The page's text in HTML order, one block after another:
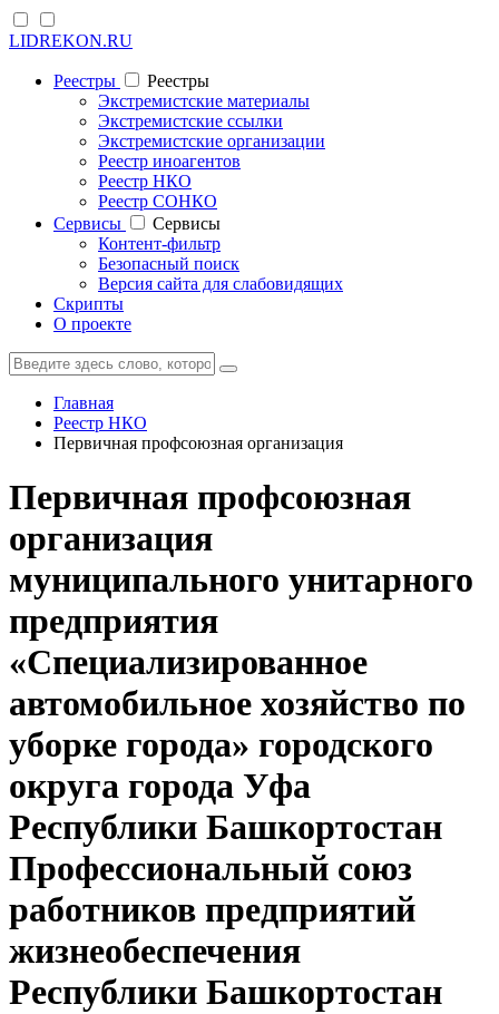
LIDREKON.RU
Реестры
Реестры
Экстремистские материалы
Экстремистские ссылки
Экстремистские организации
Реестр иноагентов
Реестр НКО
Реестр СОНКО
Cервисы
Cервисы
Контент-фильтр
Безопасный поиск
Версия сайта для слабовидящих
Скрипты
О проекте
Главная
Реестр НКО
Первичная профсоюзная организация
Первичная профсоюзная
организация
муниципального унитарного
предприятия
«Специализированное
автомобильное хозяйство по
уборке города» городского
округа города Уфа
Республики Башкортостан
Профессиональный союз
работников предприятий
жизнеобеспечения
Республики Башкортостан